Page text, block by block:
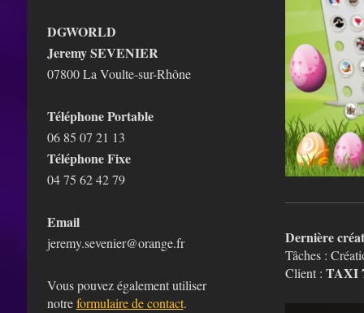
Dernière
Tâches :
Client :TAXI
DGWORLD
Jeremy SEVENIER
07800 La Voulte-sur-Rhône
Téléphone Portable
06 85 07 21 13
Téléphone Fixe
04 75 62 42 79
Email
jeremy.sevenier@orange.fr
Vous pouvez également utiliser
notreformulaire de contact.